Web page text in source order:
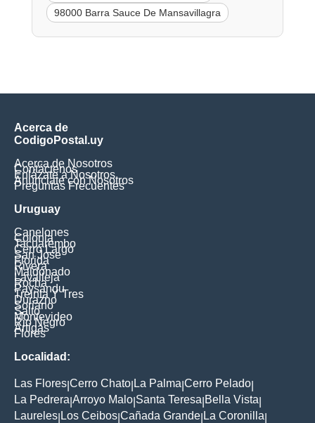
98000 Barra Sauce De Mansavillagra
Acerca de
CodigoPostal.uy
Acerca de Nosotros
Contáctenos
Enlázate a Nosotros
Anúnciate con Nosotros
Preguntas Frecuentes
Uruguay
Canelones
Colonia
Tacuarembo
Cerro Largo
San Jose
Florida
Rivera
Maldonado
Lavalleja
Rocha
Paysandu
Treinta Y Tres
Durazno
Soriano
Salto
Montevideo
Rio Negro
Artigas
Flores
Localidad:
Las Flores Cerro Chato La Palma Cerro Pelado
La Pedrera Arroyo Malo Santa Teresa Bella Vista
Laureles Los Ceibos Cañada Grande La Coronilla